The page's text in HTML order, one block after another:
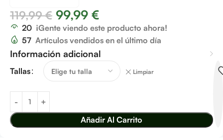
119,99€ 99,99 €
20 ¡Gente viendo este producto ahora!
57 Artículos vendidos en el último día
Información adicional
Tallas Limpiar
Añadir Al Carrito